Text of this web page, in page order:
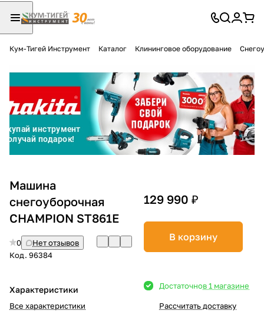
Кум-Тигей Инструмент Каталог Клининговое оборудование
Машина
снегоуборочная
CHAMPION ST861E
0
Нет отзывов
Код. 96384
Характеристики
Все характеристики
129 990 ₽
В корзину
Достаточнов 1 магазине
Рассчитать доставку
Разбейте
оплатуна части
без переплат
График платежей
Сегодня
в корзину